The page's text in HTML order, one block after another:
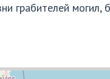
грабителей